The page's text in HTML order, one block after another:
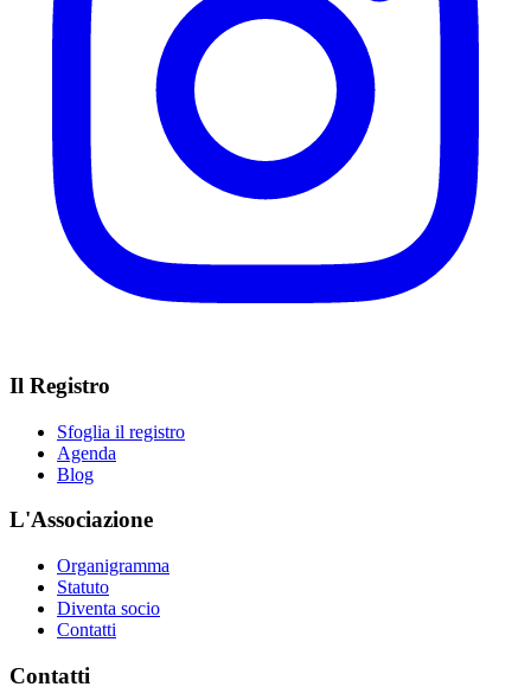
Il Registro
Sfoglia il registro
Agenda
Blog
L'Associazione
Organigramma
Statuto
Diventa socio
Contatti
Contatti